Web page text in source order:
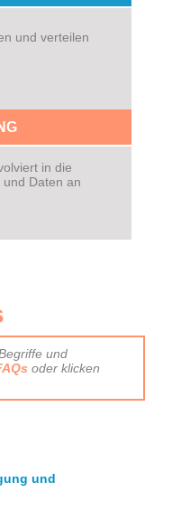
und verteilen
in die
Daten an
und
oder klicken
und